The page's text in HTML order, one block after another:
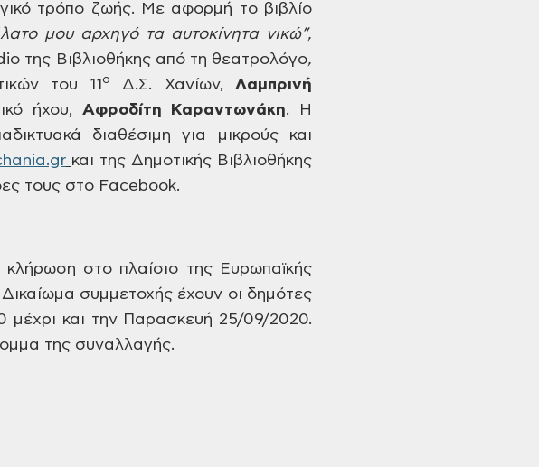
τρόπο ζωής. Με αφορμή το βιβλίο
μου αρχηγό τα αυτοκίνητανικώ”,
της Βιβλιοθήκης από τη θεατρολόγο,
του 11ο Δ.Σ. Χανίων,Λαμπρινή
ήχου, Αφροδίτη Καραντωνάκη. Η
διαθέσιμη για μικρούςκαι
και της Δημοτικής Βιβλιοθήκης
τους στο Facebook.
κλήρωση στο πλαίσιο τηςΕυρωπαϊκής
συμμετοχής έχουν οι δημότες
μέχρι και την Παρασκευή 25/09/2020.
της συναλλαγής.